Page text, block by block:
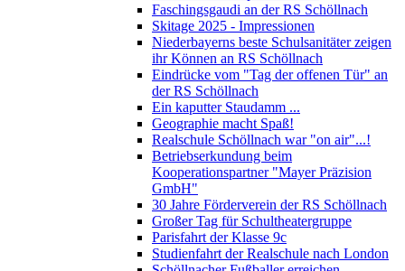
Faschingsgaudi an der RS Schöllnach
Skitage 2025 - Impressionen
Niederbayerns beste Schulsanitäter zeigen
ihr Können an RS Schöllnach
Eindrücke vom "Tag der offenen Tür" an
der RS Schöllnach
Ein kaputter Staudamm ...
Geographie macht Spaß!
Realschule Schöllnach war "on air"...!
Betriebserkundung beim
Kooperationspartner "Mayer Präzision
GmbH"
30 Jahre Förderverein der RS Schöllnach
Großer Tag für Schultheatergruppe
Parisfahrt der Klasse 9c
Studienfahrt der Realschule nach London